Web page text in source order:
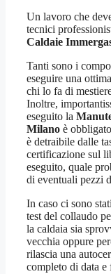
Un lavoro che
tecnici
Caldaie
Tanti sono i
eseguire una
chi lo fa di
Inoltre,
eseguito la
Milano è
è detraibile dalle
certificazione sul
eseguito, quale
di eventuali pezzi
In caso ci sono
test del collaudo
la caldaia sia
vecchia oppure
rilascia una
completo di data e